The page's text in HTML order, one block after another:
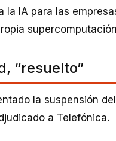
la IA para las
“resuelto”
la suspensión del
a Telefónica.